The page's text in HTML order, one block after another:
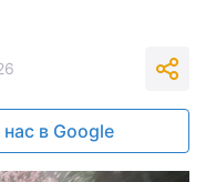
нас в Google